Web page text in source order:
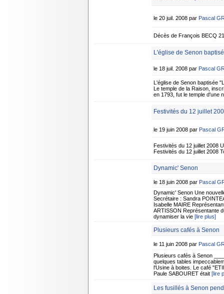
le 20 juil. 2008 par Pascal
Décès de François BECQ
L'église de Senon
le 18 juil. 2008 par Pascal
L'église de Senon baptisée
Le temple de la Raison,
en 1793, fut le temple d'une
Festivités du 12 juillet
le 19 juin 2008 par Pascal
Festivités du 12 juillet 2008
Festivités du 12 juillet 2008
Dynamic' Senon
le 18 juin 2008 par Pascal
Dynamic' Senon Une
Secrétaire : Sandra
Isabelle MAIRE
ARTISSON Représentante
dynamiser la vie [lire plus]
Plusieurs cafés à Senon
le 11 juin 2008 par Pascal
Plusieurs cafés à Senon
quelques tables
l'Usine à boites. Le café
Paule SABOURET était [lire
Les fusillés à Senon